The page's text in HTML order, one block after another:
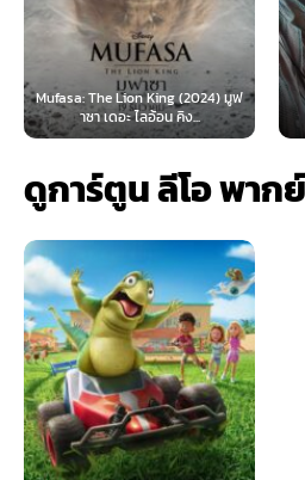
Lion King (2024) มูฟ
อะ ไลอ้อน คิง...
Obsession
หลอน
ดูการ์ตูน ลีโอ พาก